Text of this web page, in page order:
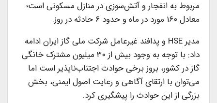
مربوط به انفجار و آتش‌سوزی در منازل مسکونی است؛
معادل ۱۶۰ مورد در ماه و حدود ۶ حادثه در روز.
مدیر HSE و پدافند غیرعامل شرکت ملی گاز ایران ادامه
داد: با توجه به وجود بیش از ۳۰ میلیون مشترک خانگی
گاز در کشور، بروز برخی حوادث اجتناب‌ناپذیر است اما
می‌توان با ارتقای آگاهی و رعایت اصول ایمنی، بخش
بزرگی از این حوادث را پیشگیری کرد.